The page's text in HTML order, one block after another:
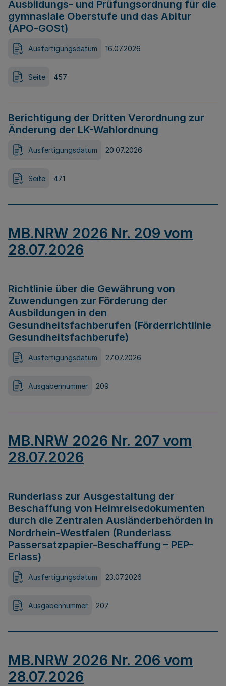
Ausbildungs- und Prüfungsordnung für die
gymnasiale Oberstufe und das Abitur
(APO-GOSt)
Ausfertigungsdatum 16.07.2026
Seite 457
Berichtigung der Dritten Verordnung zur
Änderung der LK-Wahlordnung
Ausfertigungsdatum 20.07.2026
Seite 471
MB.NRW 2026 Nr. 209 vom
28.07.2026
Richtlinie über die Gewährung von
Zuwendungen zur Förderung der
Ausbildungen in den
Gesundheitsfachberufen (Förderrichtlinie
Gesundheitsfachberufe)
Ausfertigungsdatum 27.07.2026
Ausgabennummer 209
MB.NRW 2026 Nr. 207 vom
28.07.2026
Runderlass zur Ausgestaltung der
Beschaffung von Heimreisedokumenten
durch die Zentralen Ausländerbehörden in
Nordrhein-Westfalen (Runderlass
Passersatzpapier-Beschaffung – PEP-
Erlass)
Ausfertigungsdatum 23.07.2026
Ausgabennummer 207
MB.NRW 2026 Nr. 206 vom
28.07.2026